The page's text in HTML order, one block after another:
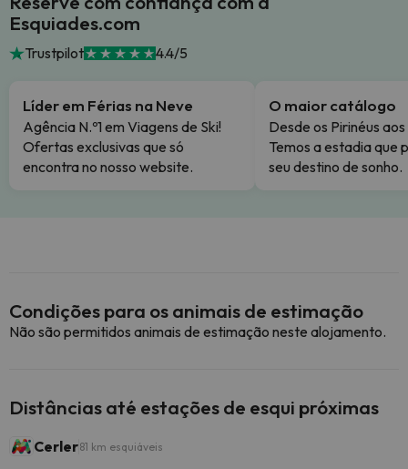
Esquiades.com
Trustpilot 4.4/5
Líder em Férias na Neve
Agência N.º1 em Viagens de Ski!
Ofertas exclusivas que só
encontra no nosso website.
O maior catálogo
Desde os Pirinéus
Temos a estadia que
seu destino de sonho.
Condições para os animais de estimação
Não são permitidos animais de estimação neste alojamento.
Distâncias até estações de esqui próximas
Cerler81 km esquiáveis